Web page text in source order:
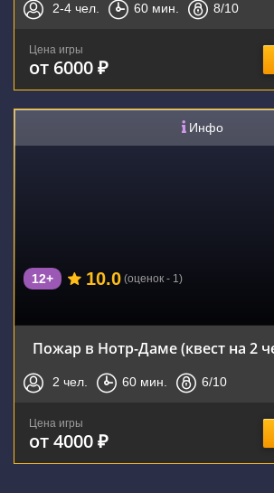
2-4 чел. 60 мин. 8/10
Цена игры
от 6000 ₽
Инфо
12+ 10.0 (оценок - 1)
Пожар в Нотр-Даме (квест на 2
2 чел. 60 мин. 6/10
Цена игры
от 4000 ₽